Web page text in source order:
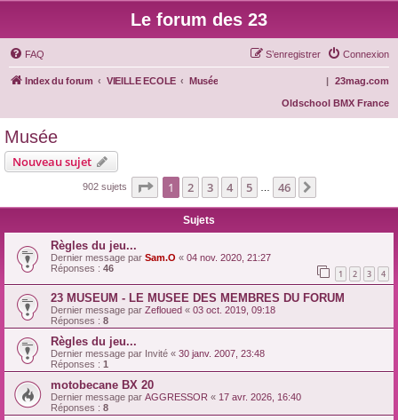
Le forum des 23
FAQ Connexion
S’enregistrer
Index du forum VIEILLE ECOLE Musée 23mag.com
|
Oldschool BMX France
Musée
Nouveau sujet
902 sujets Page 1sur46
1 2 3 4 5 46
Sujets
Règles du jeu...
Dernier message par Sam.O « 04 nov. 2020, 21:27
Réponses : 46 1 2 3 4
23 MUSEUM - LE MUSEE DES MEMBRES DU FORUM
Dernier message par Zefloued « 03 oct. 2019, 09:18
Réponses : 8
Règles du jeu...
Dernier message par Invité « 30 janv. 2007, 23:48
Réponses : 1
motobecane BX 20
Dernier message par AGGRESSOR « 17 avr. 2026, 16:40
Réponses : 8